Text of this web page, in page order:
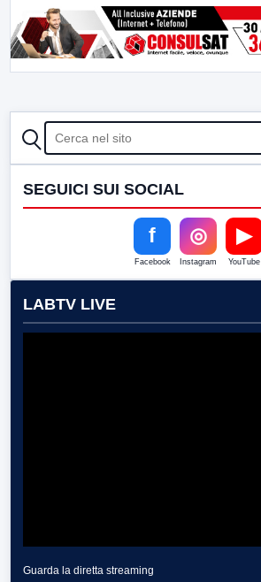
CERCA
SEGUICI SUI SOCIAL
f
Facebook
◎
Instagram
▶
YouTube
LABTV LIVE
Guarda la diretta streaming